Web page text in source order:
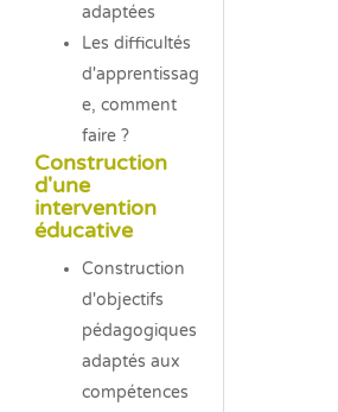
adaptées
Les difficultés
d'apprentissag
e, comment
faire ?
Construction
d'une
intervention
éducative
Construction
d'objectifs
pédagogiques
adaptés aux
compétences